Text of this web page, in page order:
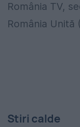
România TV,
România Unită
Stiri calde